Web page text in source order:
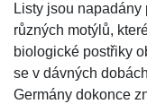
Listy jsou
různých motýlů,
biologické postřiky
se v dávných
Germány dokonce